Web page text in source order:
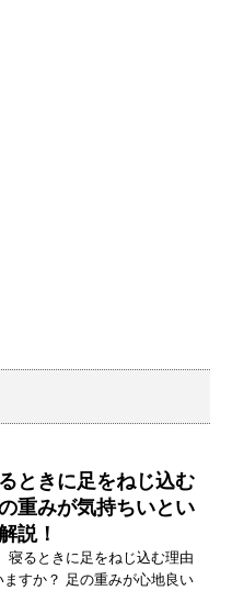
ときに足をねじ込む
重みが気持ちいとい
説！
寝るときに足をねじ込む理由
ますか？ 足の重みが心地良い